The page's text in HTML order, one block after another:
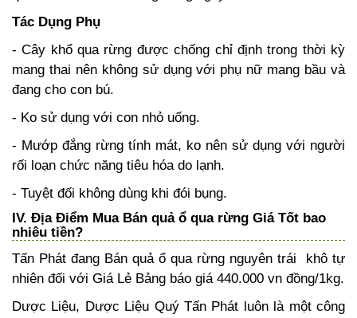
Tác Dụng Phụ
- Cây khổ qua rừng được chống chỉ định trong thời kỳ
mang thai nên không sử dụng với phụ nữ mang bầu và
đang cho con bú.
- Ko sử dụng với con nhỏ uống.
- Mướp đắng rừng tính mát, ko nên sử dụng với người
rối loạn chức năng tiêu hóa do lạnh.
- Tuyệt đối không dùng khi đói bụng.
IV. Địa Điểm Mua Bán quả ổ qua rừng Giá Tốt bao
nhiêu tiền?
Tấn Phát đang Bán quả ổ qua rừng nguyên trái khô tự
nhiên đối với Giá Lẻ Bảng báo giá 440.000 vn đồng/1kg.
Dược Liệu, Dược Liệu Quý Tấn Phát luôn là một công